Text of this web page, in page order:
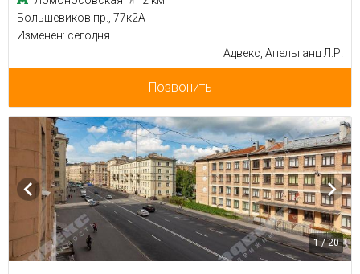
Большевиков пр., 77к2А
Изменен: сегодня
Адвекс, Апельганц Л.Р.
Позвонить
1 / 20